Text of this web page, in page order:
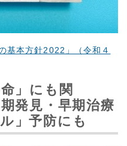
基本方針2022」（令和４
」にも関
発見・早期治療
」予防にも